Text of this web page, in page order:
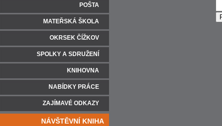
POŠTA
MATEŘSKÁ ŠKOLA
OKRSEK ČÍŽKOV
SPOLKY A SDRUŽENÍ
KNIHOVNA
NABÍDKY PRÁCE
ZAJÍMAVÉ ODKAZY
NÁVŠTĚVNÍ KNIHA